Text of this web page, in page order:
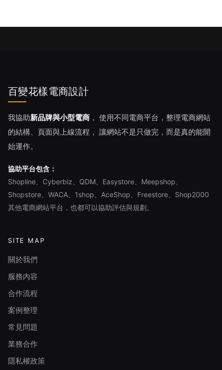
百變花樣電商設計
我協助新品牌與小型電商 ， 使用不同電商平台，整理電商網站
的結構、頁面與上線流程， 讓網站不是只做完，而是真的能開
始運作。
協助平台包含：
Shopline、Cyberbiz、QDM、Easystore、Meepshop、
Shopstore、WACA、1shop、AceShop、Freestore、Shop2000
其他電商網站平台，也都可以協助評估與規劃。
SITE MAP
關於我們
服務內容
合作流程
案例整理
常見問題
業務合作
隱私權政策